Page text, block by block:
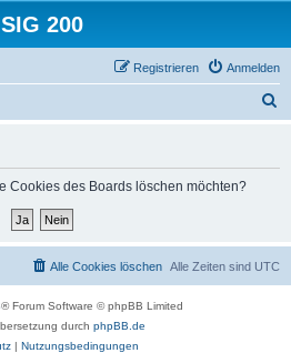
SIG 200
Anmelden
Registrieren
Cookies des Boards löschen möchten?
Alle Zeiten sind UTC
Alle Cookies löschen
® Forum Software © phpBB Limited
durch phpBB.de
| Nutzungsbedingungen